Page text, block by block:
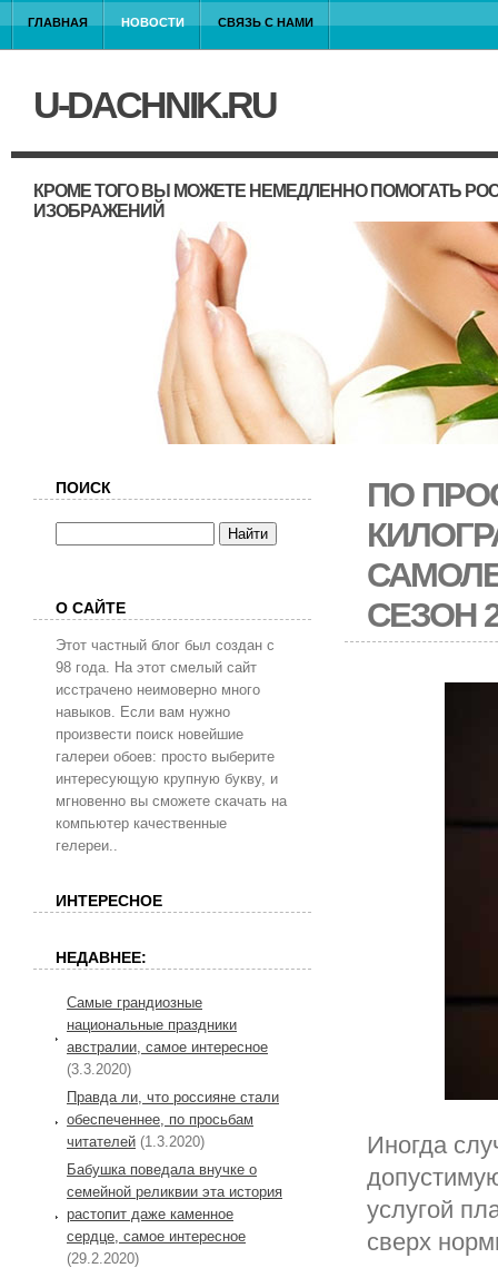
ГЛАВНАЯ НОВОСТИ СВЯЗЬ С НАМИ
U-DACHNIK.RU
КРОМЕ ТОГО ВЫ МОЖЕТЕ НЕМЕДЛЕННО ПОМОГАТЬ
ИЗОБРАЖЕНИЙ
ПО
СЕЗОН
Иногда
услугой
сверх
ПОИСК
О САЙТЕ
Этот частный блог был создан с
98 года. На этот смелый сайт
исстрачено неимоверно много
навыков. Если вам нужно
произвести поиск новейшие
галереи обоев: просто выберите
интересующую крупную букву, и
мгновенно вы сможете скачать на
компьютер качественные
гелереи..
ИНТЕРЕСНОЕ
НЕДАВНЕЕ:
Самые грандиозные
национальные праздники
австралии, самое интересное
(3.3.2020)
Правда ли, что россияне стали
обеспеченнее, по просьбам
читателей (1.3.2020)
Бабушка поведала внучке о
семейной реликвии эта история
растопит даже каменное
сердце, самое интересное
(29.2.2020)